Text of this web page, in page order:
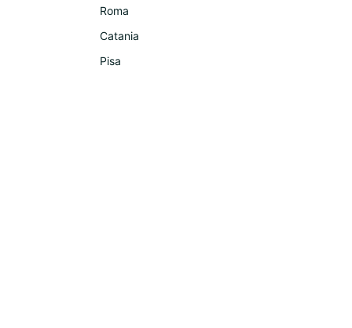
Roma
Catania
Pisa